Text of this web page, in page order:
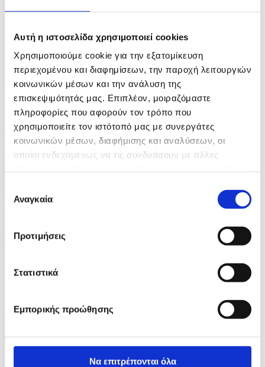
Αυτή η ιστοσελίδα χρησιμοποιεί cookies
Χρησιμοποιούμε cookie για την εξατομίκευση
περιεχομένου και διαφημίσεων, την παροχή λειτουργιών
κοινωνικών μέσων και την ανάλυση της
επισκεψιμότητάς μας. Επιπλέον, μοιραζόμαστε
πληροφορίες που αφορούν τον τρόπο που
χρησιμοποιείτε τον ιστότοπό μας με συνεργάτες
κοινωνικών μέσων, διαφήμισης και αναλύσεων, οι
οποίοι ενδεχομένως να τις συνδυάσουν με άλλες
των υπηρεσιών τους.
συγκατάθεσης
Αναγκαία
Προτιμήσεις
Στατιστικά
Εμπορικής προώθησης
Να επιτρέπονται όλα
17/07/2026 14:41
Διεθνές Φεστιβάλ Κινηματογράφου Σαν Σεμπαστιάν
17/07/2026 14:37
ID: 10621589